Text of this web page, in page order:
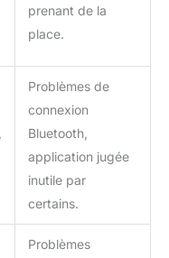
prenant de la
place.
Problèmes de
connexion
Bluetooth,
application jugée
inutile par
certains.
Problèmes